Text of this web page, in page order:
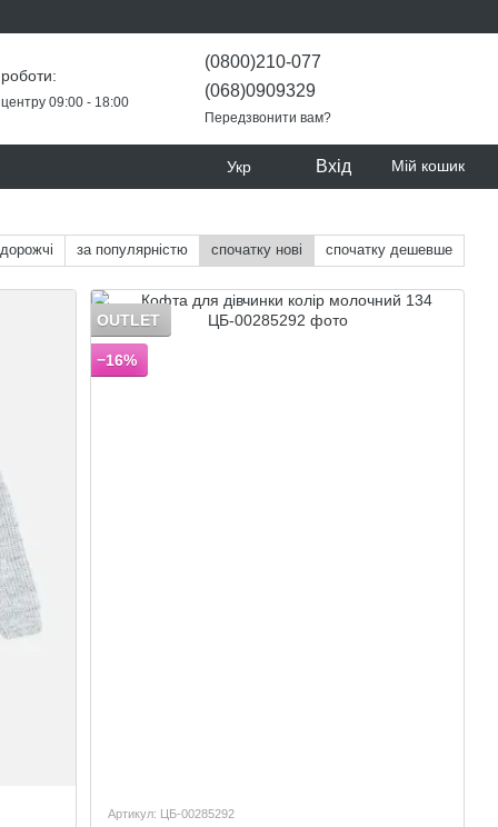
центру 09:00 - 18:00
(0800)210-077
(068)0909329
Передзвонити вам?
Укр Вхід Мій кошик
за популярністю спочатку нові спочатку дешевше
OUTLET
−16%
Артикул: ЦБ-00285292